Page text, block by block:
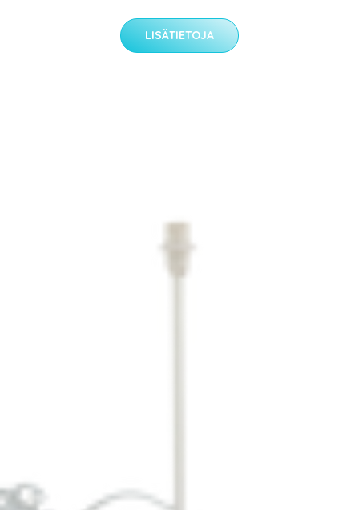
LISÄTIETOJA